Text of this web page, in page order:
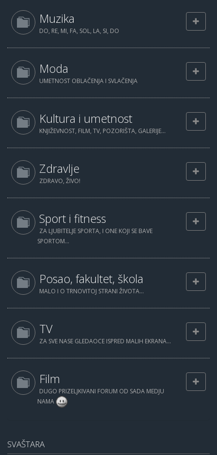
Muzika
DO, RE, MI, FA, SOL, LA, SI, DO
Moda
UMETNOST OBLAČENJA I SVLAČENJA
Kultura i umetnost
KNJIŽEVNOST, FILM, TV, POZORIŠTA, GALERIJE...
Zdravlje
ZDRAVO, ŽIVO!
Sport i fitness
ZA LJUBITELJE SPORTA, I ONE KOJI SE BAVE
SPORTOM...
Posao, fakultet, škola
MALO I O TRNOVITOJ STRANI ŽIVOTA...
TV
ZA SVE NASE GLEDAOCE ISPRED MALIH EKRANA...
Film
DUGO PRIZELJKIVANI FORUM OD SADA MEDJU
NAMA
SVAŠTARA